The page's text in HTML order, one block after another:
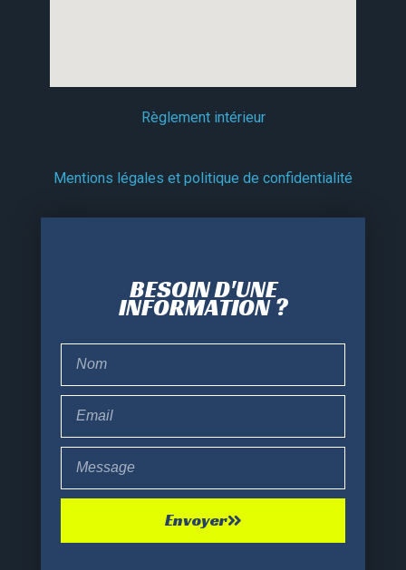
Règlement intérieur
Mentions légales et politique de confidentialité
BESOIN D'UNE
INFORMATION ?
Envoyer